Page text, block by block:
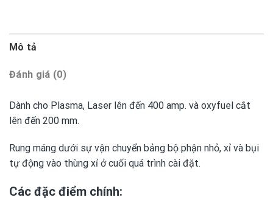
Mô tả
Đánh giá (0)
Dành cho Plasma, Laser lên đến 400 amp. và oxyfuel cắt
lên đến 200 mm.
Rung máng dưới sự vận chuyển bảng bộ phận nhỏ, xỉ và bụi
tự động vào thùng xỉ ở cuối quá trình cài đặt.
Các đặc điểm chính: